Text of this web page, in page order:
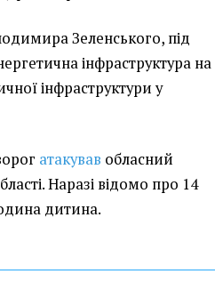
Зеленського, під
інфраструктура на
інфраструктури у
атакував обласний
Наразі відомо про 14
дитина.